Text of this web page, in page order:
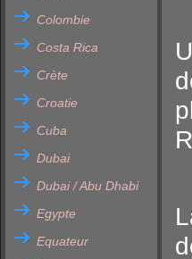
Colombie
Costa Rica
Crète
Croatie
Cuba
Dubai
Dubai / Abu Dhabi
Egypte
Equateur